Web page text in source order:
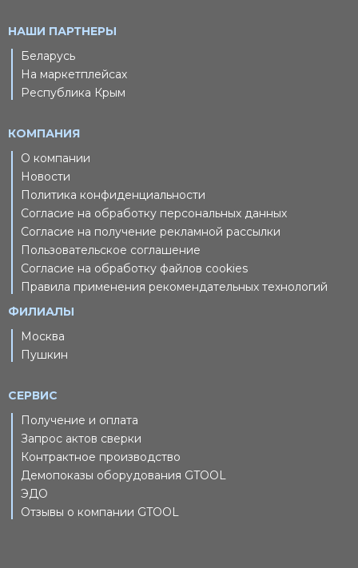
НАШИ ПАРТНЕРЫ
Беларусь
На маркетплейсах
Республика Крым
КОМПАНИЯ
О компании
Новости
Политика конфиденциальности
Согласие на обработку персональных данных
Согласие на получение рекламной рассылки
Пользовательское соглашение
Согласие на обработку файлов cookies
Правила применения рекомендательных технологий
ФИЛИАЛЫ
Москва
Пушкин
СЕРВИС
Получение и оплата
Запрос актов сверки
Контрактное производство
Демопоказы оборудования GTOOL
ЭДО
Отзывы о компании GTOOL